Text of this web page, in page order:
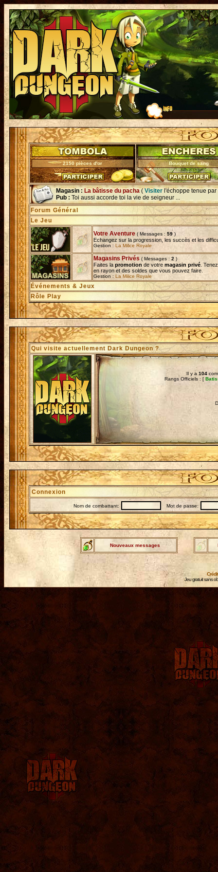
2150 pièces d'or Bouquet de sang
Magasin : La bâtisse du pacha ( Visiter l'échoppe tenue par
Pub : Toi aussi accorde toi la vie de seigneur ...
Forum Général
Le Jeu
Votre Aventure ( Messages : 59 )
Echangez sur la progression, les succès et les
Gestion : La Milice Royale
Magasins Privés ( Messages : 2 )
Faites la promotion de votre magasin privé .
en rayon et des soldes que vous pouvez faire.
Gestion : La Milice Royale
Événements & Jeux
Rôle Play
Qui visite actuellement Dark Dungeon ?
Il y a 104
Rangs Officiels : [
Connexion
Nom de combattant: Mot de passe:
Nouveaux messages
Jeu gratuit sans